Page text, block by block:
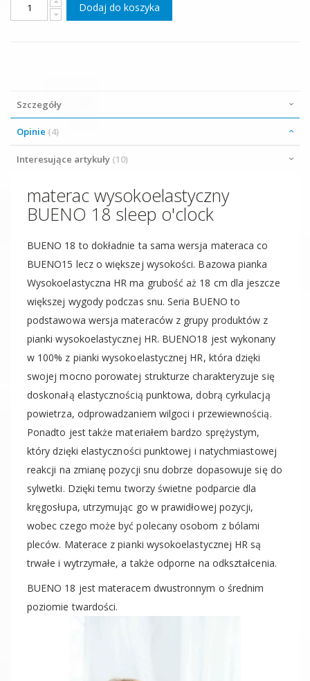
Dodaj do koszyka
Szczegóły
Opinie 4
Interesujące artykuły 10
materac wysokoelastyczny
BUENO 18 sleep o'clock
BUENO 18 to dokładnie ta sama wersja materaca co
BUENO15 lecz o większej wysokości. Bazowa pianka
Wysokoelastyczna HR ma grubość aż 18 cm dla jeszcze
większej wygody podczas snu. Seria BUENO to
podstawowa wersja materaców z grupy produktów z
pianki wysokoelastycznej HR. BUENO18 jest wykonany
w 100% z pianki wysokoelastycznej HR, która dzięki
swojej mocno porowatej strukturze charakteryzuje się
doskonałą elastycznością punktowa, dobrą cyrkulacją
powietrza, odprowadzaniem wilgoci i przewiewnością.
Ponadto jest także materiałem bardzo sprężystym,
który dzięki elastyczności punktowej i natychmiastowej
reakcji na zmianę pozycji snu dobrze dopasowuje się do
sylwetki. Dzięki temu tworzy świetne podparcie dla
kręgosłupa, utrzymując go w prawidłowej pozycji,
wobec czego może być polecany osobom z bólami
pleców. Materace z pianki wysokoelastycznej HR są
trwałe i wytrzymałe, a także odporne na odkształcenia.
BUENO 18 jest materacem dwustronnym o średnim
poziomie twardości.